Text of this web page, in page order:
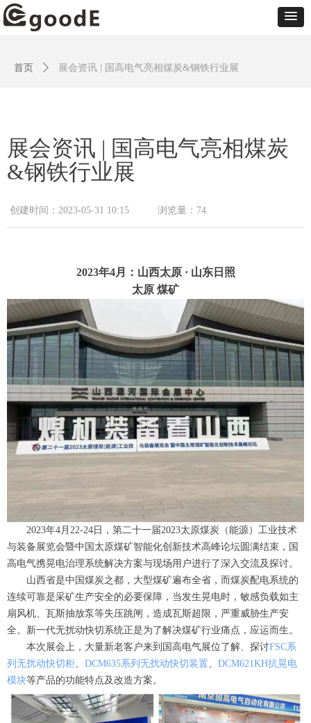
展会资讯 | 国高电气亮相煤炭
&钢铁行业展
2023年4月：山西太原 · 山东日照
太原 煤矿
2023年4月22-24日，第二十一届2023太原煤炭（能源）工业技术
与装备展览会暨中国太原煤矿智能化创新技术高峰论坛圆满结束，国
高电气携晃电治理系统解决方案与现场用户进行了深入交流及探讨。
山西省是中国煤炭之都，大型煤矿遍布全省，而煤炭配电系统的
连续可靠是采矿生产安全的必要保障，当发生晃电时，敏感负载如主
扇风机、瓦斯抽放泵等失压跳闸，造成瓦斯超限，严重威胁生产安
全。新一代无扰动快切系统正是为了解决煤矿行业痛点，应运而生。
本次展会上，大量新老客户来到国高电气展位了解、探讨FSC系
列无扰动快切柜、 DCM635系列无扰动快切装置、 DCM621KH抗晃电
模块等产品的功能特点及改造方案。
创建时间： 2023-05-31 10:15 浏览量： 74
首页 ꄲ 展会资讯 | 国高电气亮相煤炭&钢铁行业展